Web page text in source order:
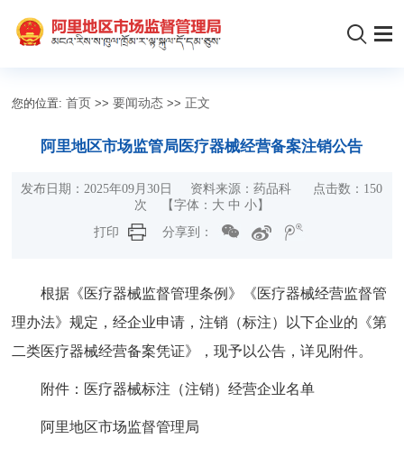
您的位置:首页 >>要闻动态 >> 正文
阿里地区市场监管局医疗器械经营备案注销公告
发布日期：2025年09月30日 资料来源：药品科 点击数： 150
次
【字体： 大 中 小】
打印
分享到：
根据《医疗器械监督管理条例》《医疗器械经营监督管
理办法》规定，经企业申请，注销（标注）以下企业的《第
二类医疗器械经营备案凭证》，现予以公告，详见附件。
附件：医疗器械标注（注销）经营企业名单
阿里地区市场监督管理局